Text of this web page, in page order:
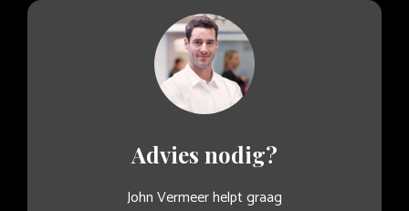
Advies nodig?
John Vermeer helpt graag